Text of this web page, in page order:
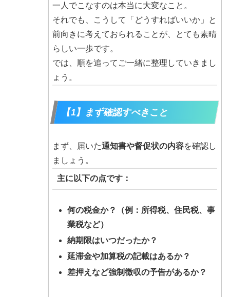
一人でこなすのは本当に大変なこと。
それでも、こうして「どうすればいいか」と
前向きに考えておられることが、とても素晴
らしい一歩です。
では、順を追ってご一緒に整理していきまし
ょう。
【1】まず確認すべきこと
まず、届いた通知書や督促状の内容を確認し
ましょう。
主に以下の点です：
何の税金か？（例：所得税、住民税、事
業税など）
納期限はいつだったか？
延滞金や加算税の記載はあるか？
差押えなど強制徴収の予告があるか？